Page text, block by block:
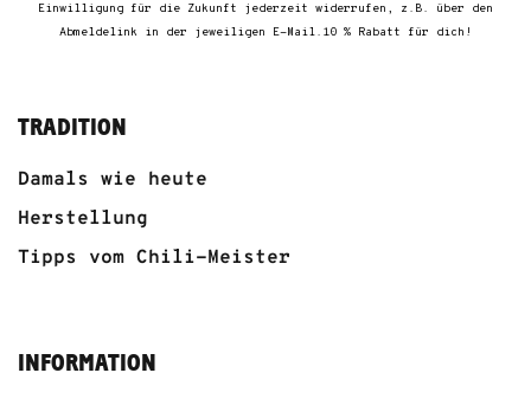
Einwilligung für die Zukunft jederzeit widerrufen, z.B. über den
Abmeldelink in der jeweiligen E-Mail.10 % Rabatt für dich!
TRADITION
Damals wie heute
Herstellung
Tipps vom Chili-Meister
INFORMATION